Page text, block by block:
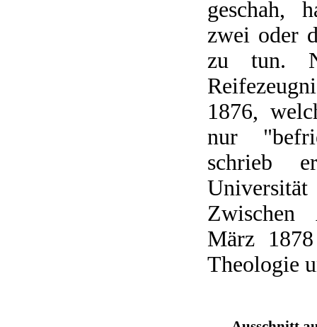
geschah,
zwei oder
zu tun.
1876,
nur
schrieb
März
Theologie